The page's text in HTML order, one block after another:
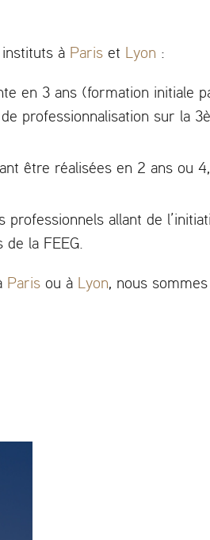
à Paris et Lyon :
en 3 ans (formation initiale
professionnalisation sur la
être réalisées en 2 ans ou
allant de
la FEEG.
Paris ou à Lyon, nous